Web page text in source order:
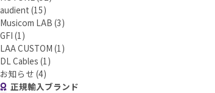
audient (15)
Musicom LAB (3)
GFI (1)
LAA CUSTOM (1)
DL Cables (1)
お知らせ (4)
正規輸入ブランド